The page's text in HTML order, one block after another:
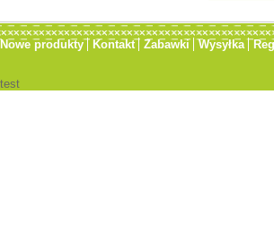
Nowe produkty Kontakt Zabawki Wysyłka
test